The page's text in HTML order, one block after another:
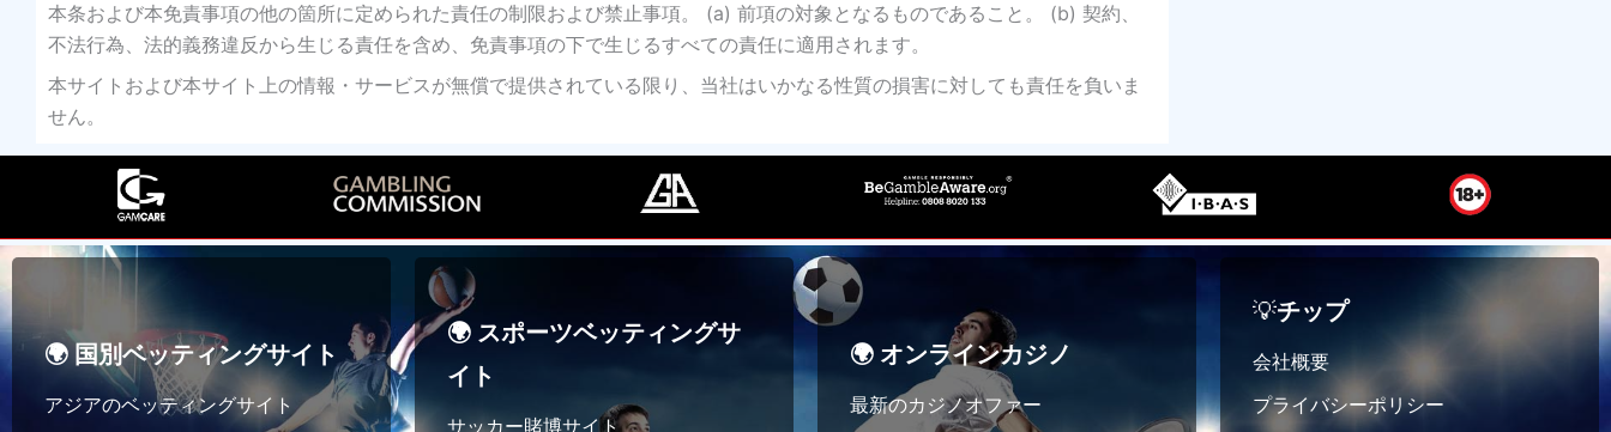
本条および本免責事項の他の箇所に定められた責任の制限および禁止事項。 (a) 前項の対象となるものであること。 (b) 契約、
不法行為、法的義務違反から生じる責任を含め、免責事項の下で生じるすべての責任に適用されます。
本サイトおよび本サイト上の情報・サービスが無償で提供されている限り、当社はいかなる性質の損害に対しても責任を負いま
せん。
🌍 国別ベッティングサイト
アジアのベッティングサイト
🌍 スポーツベッティングサ
イト
サッカー賭博サイト
🌍 オンラインカジノ
最新のカジノオファー
💡チップ
会社概要
プライバシーポリシー